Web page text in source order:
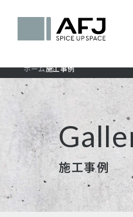
ホーム施工事例
施工事例